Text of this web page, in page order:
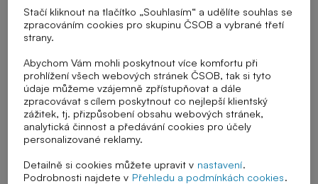
Téma výuky
Řazení
Zrušit vybrané filtry
Stačí kliknout na tlačítko „Souhlasím“ a udělíte souhlas se
zpracováním cookies pro skupinu ČSOB a vybrané třetí
strany.
Abychom Vám mohli poskytnout více komfortu při
prohlížení všech webových stránek ČSOB, tak si tyto
údaje můžeme vzájemně zpřístupňovat a dále
zpracovávat s cílem poskytnout co nejlepší klientský
zážitek, tj. přizpůsobení obsahu webových stránek,
analytická činnost a předávání cookies pro účely
personalizované reklamy.
Detailně si cookies můžete upravit v nastavení
Podrobnosti najdete v Přehledu a podmínkách cookies